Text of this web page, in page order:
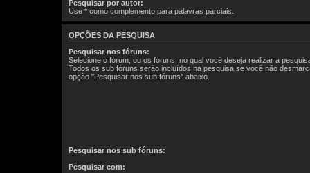
Pesquisar por autor:
Use * como complemento para palavras parciais.
OPÇÕES DA PESQUISA
Pesquisar nos fóruns:
Selecione o fórum, ou os fóruns, no qual você deseja realizar a
Todos os sub fóruns serão incluídos na pesquisa se você não
opção "Pesquisar nos sub fóruns" abaixo.
Pesquisar nos sub fóruns:
Pesquisar com: